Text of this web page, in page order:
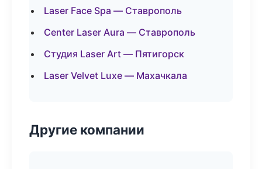
Laser Face Spa — Ставрополь
Center Laser Aura — Ставрополь
Студия Laser Art — Пятигорск
Laser Velvet Luxe — Махачкала
Другие компании